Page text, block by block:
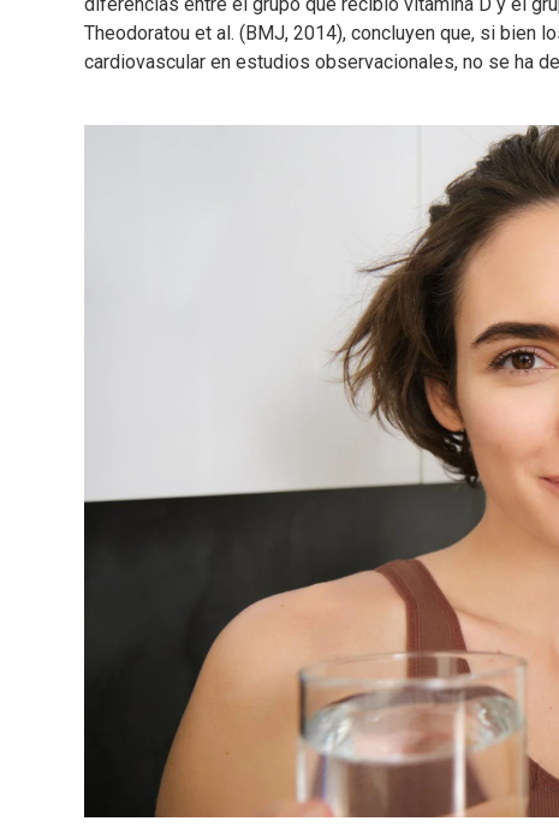
Theodoratou et al. (BMJ, 2014), concluyen que, si bien
cardiovascular en estudios observacionales, no se ha